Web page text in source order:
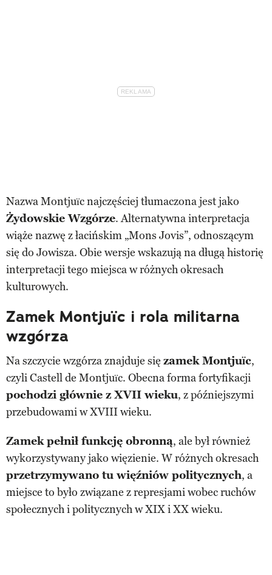
Nazwa Montjuïc najczęściej tłumaczona jest jako
Żydowskie Wzgórze. Alternatywna interpretacja
wiąże nazwę z łacińskim „Mons Jovis”, odnoszącym
się do Jowisza. Obie wersje wskazują na długą historię
interpretacji tego miejsca w różnych okresach
kulturowych.
Zamek Montjuïc i rola militarna
wzgórza
Na szczycie wzgórza znajduje się zamek Montjuïc,
czyli Castell de Montjuïc. Obecna forma fortyfikacji
pochodzi głównie z XVII wieku, z późniejszymi
przebudowami w XVIII wieku.
Zamek pełnił funkcję obronną, ale był również
wykorzystywany jako więzienie. W różnych okresach
przetrzymywano tu więźniów politycznych, a
miejsce to było związane z represjami wobec ruchów
społecznych i politycznych w XIX i XX wieku.